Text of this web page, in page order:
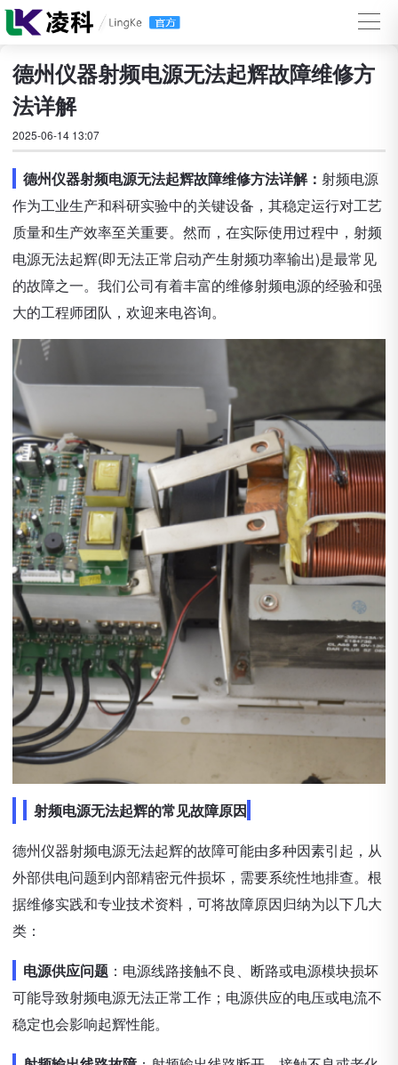
德州仪器射频电源无法起辉故障维修方
法详解
2025-06-14 13:07
德州仪器射频电源无法起辉故障维修方法详解： 射频电源
作为工业生产和科研实验中的关键设备，其稳定运行对工艺
质量和生产效率至关重要。然而，在实际使用过程中，射频
电源无法起辉(即无法正常启动产生射频功率输出)是最常见
的故障之一。我们公司有着丰富的维修射频电源的经验和强
大的工程师团队，欢迎来电咨询。
射频电源无法起辉的常见故障原因
德州仪器射频电源无法起辉的故障可能由多种因素引起，从
外部供电问题到内部精密元件损坏，需要系统性地排查。根
据维修实践和专业技术资料，可将故障原因归纳为以下几大
类：
电源供应问题 ：电源线路接触不良、断路或电源模块损坏
可能导致射频电源无法正常工作；电源供应的电压或电流不
稳定也会影响起辉性能。